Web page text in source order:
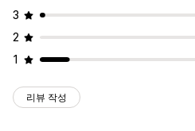
3
2
1
리뷰 작성